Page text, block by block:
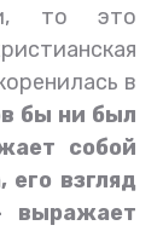
то это
в
бы ни был
собой
его взгляд
выражает